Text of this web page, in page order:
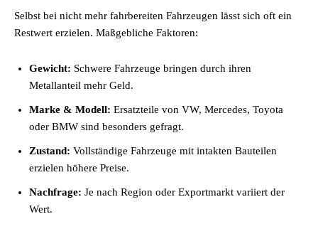
Selbst bei nicht mehr fahrbereiten Fahrzeugen lässt sich oft ein
Restwert erzielen. Maßgebliche Faktoren:
Gewicht: Schwere Fahrzeuge bringen durch ihren
Metallanteil mehr Geld.
Marke & Modell: Ersatzteile von VW, Mercedes, Toyota
oder BMW sind besonders gefragt.
Zustand: Vollständige Fahrzeuge mit intakten Bauteilen
erzielen höhere Preise.
Nachfrage: Je nach Region oder Exportmarkt variiert der
Wert.